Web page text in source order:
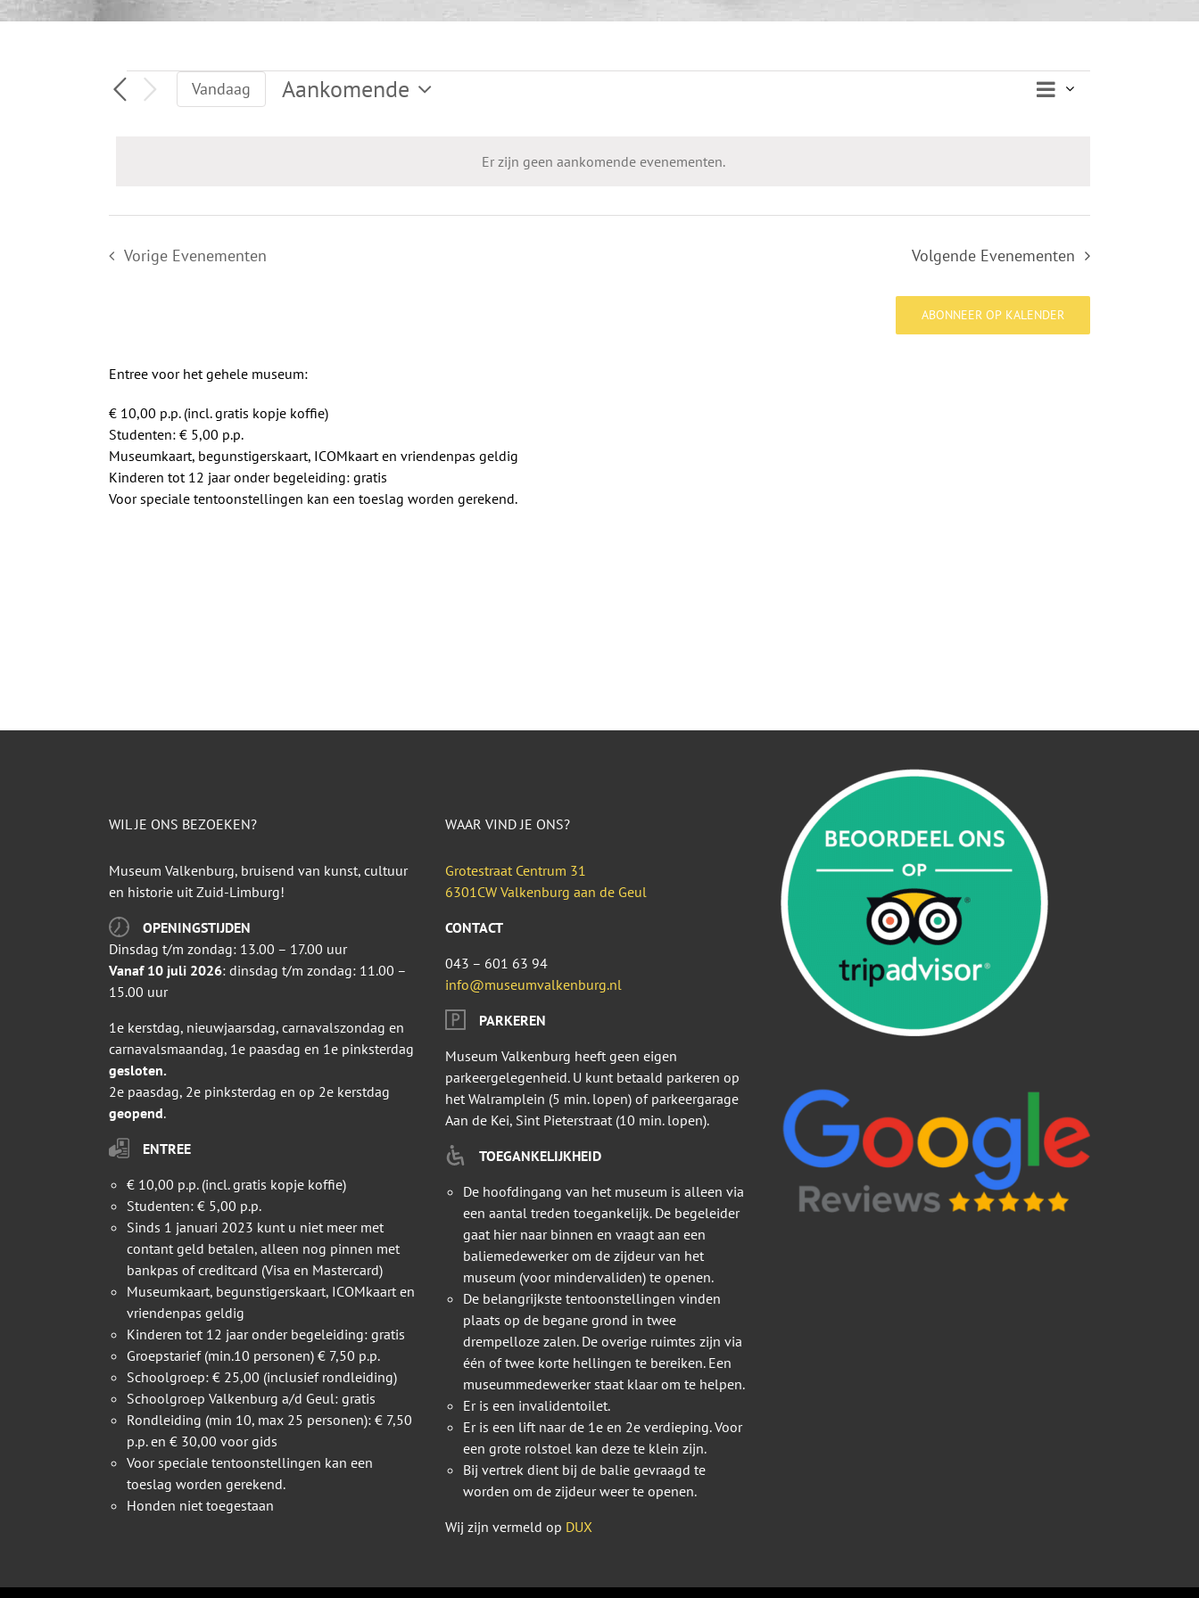
Evenementen
Bericht
Er zijn geen aankomende evenementen.
Weergaven
Lijst
Vandaag
Aankomende
Vorige Evenementen Volgende Evenementen
ABONNEER OP KALENDER
Entree voor het gehele museum:
€ 10,00 p.p. (incl. gratis kopje koffie)
Studenten: € 5,00 p.p.
Museumkaart, begunstigerskaart, ICOMkaart en vriendenpas geldig
Kinderen tot 12 jaar onder begeleiding: gratis
Voor speciale tentoonstellingen kan een toeslag worden gerekend.
WIL JE ONS BEZOEKEN?
Museum Valkenburg, bruisend van kunst, cultuur
en historie uit Zuid-Limburg!
OPENINGSTIJDEN
Dinsdag t/m zondag: 13.00 – 17.00 uur
Vanaf 10 juli 2026: dinsdag t/m zondag: 11.00 –
15.00 uur
1e kerstdag, nieuwjaarsdag, carnavalszondag en
carnavalsmaandag, 1e paasdag en 1e pinksterdag
gesloten.
2e paasdag, 2e pinksterdag en op 2e kerstdag
geopend.
ENTREE
€ 10,00 p.p. (incl. gratis kopje koffie)
Studenten: € 5,00 p.p.
Sinds 1 januari 2023 kunt u niet meer met
contant geld betalen, alleen nog pinnen met
bankpas of creditcard (Visa en Mastercard)
Museumkaart, begunstigerskaart, ICOMkaart en
vriendenpas geldig
Kinderen tot 12 jaar onder begeleiding: gratis
Groepstarief (min.10 personen) € 7,50 p.p.
Schoolgroep: € 25,00 (inclusief rondleiding)
Schoolgroep Valkenburg a/d Geul: gratis
Rondleiding (min 10, max 25 personen): € 7,50
p.p. en € 30,00 voor gids
Voor speciale tentoonstellingen kan een
toeslag worden gerekend.
Honden niet toegestaan
WAAR VIND JE ONS?
Grotestraat Centrum 31
6301CW Valkenburg aan de Geul
CONTACT
043 – 601 63 94
info@museumvalkenburg.nl
PARKEREN
Museum Valkenburg heeft geen eigen
parkeergelegenheid. U kunt betaald parkeren op
het Walramplein (5 min. lopen) of parkeergarage
Aan de Kei, Sint Pieterstraat (10 min. lopen).
TOEGANKELIJKHEID
De hoofdingang van het museum is alleen via
een aantal treden toegankelijk. De begeleider
gaat hier naar binnen en vraagt aan een
baliemedewerker om de zijdeur van het
museum (voor mindervaliden) te openen.
De belangrijkste tentoonstellingen vinden
plaats op de begane grond in twee
drempelloze zalen. De overige ruimtes zijn via
één of twee korte hellingen te bereiken. Een
museummedewerker staat klaar om te helpen.
Er is een invalidentoilet.
Er is een lift naar de 1e en 2e verdieping. Voor
een grote rolstoel kan deze te klein zijn.
Bij vertrek dient bij de balie gevraagd te
worden om de zijdeur weer te openen.
Wij zijn vermeld op DUX